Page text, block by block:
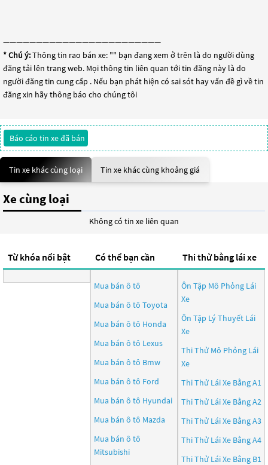
————————————————————————
* Chú ý:Thông tin rao bán xe: "" bạn đang xem ở trên là do người dùng
đăng tải lên trang web. Mọi thông tin liên quan tới tin đăng này là do
người đăng tin cung cấp . Nếu bạn phát hiện có sai sót hay vấn đề gì về tin
đăng xin hãy thông báo cho chúng tôi
Báo cáo tin xe đã bán
Tin xe khác cùng loại Tin xe khác cùng khoảng giá
Xe cùng loại
Không có tin xe liên quan
Từ khóa nổi bật Có thể bạn cần
Mua bán ô tô
Mua bán ô tô Toyota
Mua bán ô tô Honda
Mua bán ô tô Lexus
Mua bán ô tô Bmw
Mua bán ô tô Ford
Mua bán ô tô Hyundai
Mua bán ô tô Mazda
Mua bán ô tô
Mitsubishi
Thi thử bằng lái xe
Ôn Tập Mô Phỏng Lái
Xe
Ôn Tập Lý Thuyết Lái
Xe
Thi Thử Mô Phỏng Lái
Xe
Thi Thử Lái Xe Bằng A1
Thi Thử Lái Xe Bằng A2
Thi Thử Lái Xe Bằng A3
Thi Thử Lái Xe Bằng A4
Thi Thử Lái Xe Bằng B1